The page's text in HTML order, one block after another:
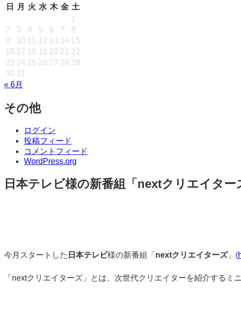
日
月 火 水 木 金 土
1
2
3 4 5 6 7
8
9
10 11 12 13 14 15
16 17 18 19 20 21 22
23 24 25 26 27 28 29
30 31
« 6月
その他
ログイン
投稿フィード
コメントフィード
WordPress.org
日本テレビ様の新番組「nextクリエイター
今月スタートした 日本テレビ様の新番組「 nextクリエイターズ」(
「nextクリエイターズ」とは、次世代クリエイターを紹介するミ